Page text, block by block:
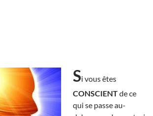
Si vous êtes
CONSCIENTde ce
qui se passe au-